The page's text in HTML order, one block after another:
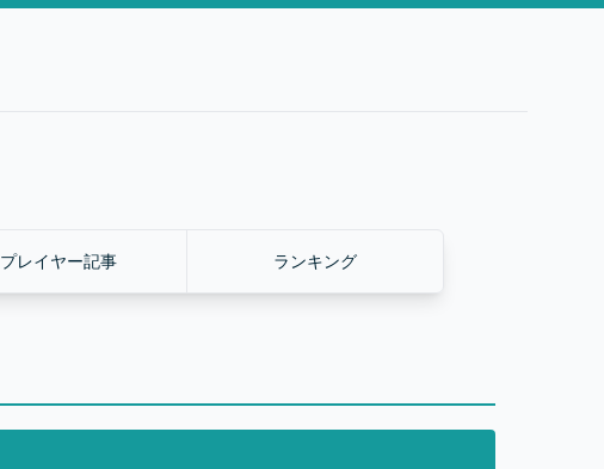
プレイヤー記事 ランキング